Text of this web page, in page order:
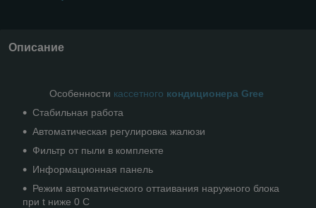
Описание
Особенности кассетного кондиционера Gree
Стабильная работа
Автоматическая регулировка жалюзи
Фильтр от пыли в комплекте
Информационная панель
Режим автоматического оттаивания наружного блока
при t ниже 0 С